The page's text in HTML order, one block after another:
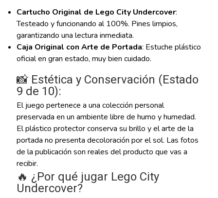
Cartucho Original de Lego City Undercover:
Testeado y funcionando al 100%. Pines limpios,
garantizando una lectura inmediata.
Caja Original con Arte de Portada: Estuche plástico
oficial en gran estado, muy bien cuidado.
📸 Estética y Conservación (Estado
9 de 10):
El juego pertenece a una colección personal
preservada en un ambiente libre de humo y humedad.
El plástico protector conserva su brillo y el arte de la
portada no presenta decoloración por el sol. Las fotos
de la publicación son reales del producto que vas a
recibir.
🔥 ¿Por qué jugar Lego City
Undercover?